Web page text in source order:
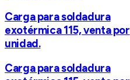
Carga para soldadura
exotérmica 115, venta por
unidad.
Carga para soldadura